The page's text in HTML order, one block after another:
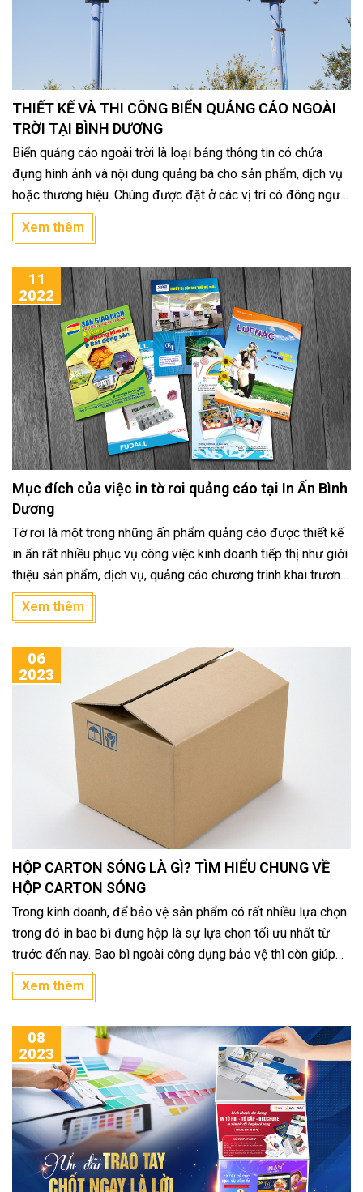
THIẾT KẾ VÀ THI CÔNG BIỂN QUẢNG CÁO NGOÀI
TRỜI TẠI BÌNH DƯƠNG
Biển quảng cáo ngoài trời là loại bảng thông tin có chứa
đựng hình ảnh và nội dung quảng bá cho sản phẩm, dịch vụ
hoặc thương hiệu. Chúng được đặt ở các vị trí có đông người
qua lại, là các hình thức quảng cáo ngoài trời tiếp cận trực
quan với khách hàng đại chúng.
Xem thêm
Mục đích của việc in tờ rơi quảng cáo tại In Ấn Bình
Dương
Tờ rơi là một trong những ấn phẩm quảng cáo được thiết kế
in ấn rất nhiều phục vụ công việc kinh doanh tiếp thị như giới
thiệu sản phẩm, dịch vụ, quảng cáo chương trình khai trương,
giảm giá hay thay thế các văn bản đại trà khác như tuyển
sinh, tuyển dụng, tuyên truyền....
Xem thêm
11
2022
HỘP CARTON SÓNG LÀ GÌ? TÌM HIỂU CHUNG VỀ
HỘP CARTON SÓNG
Trong kinh doanh, để bảo vệ sản phẩm có rất nhiều lựa chọn
trong đó in bao bì đựng hộp là sự lựa chọn tối ưu nhất từ
trước đến nay. Bao bì ngoài công dụng bảo vệ thì còn giúp
thu hút khách hàng, tăng nhận diện thương hiệu. Hộp carton
sóng là một loại bao bì điển hình có thể làm tốt nhất cả
như các dự án nổi bật In Ấn Bình Dương đã thực hiện trong
bài viết dưới đây!
Xem thêm
06
2023
08
2023